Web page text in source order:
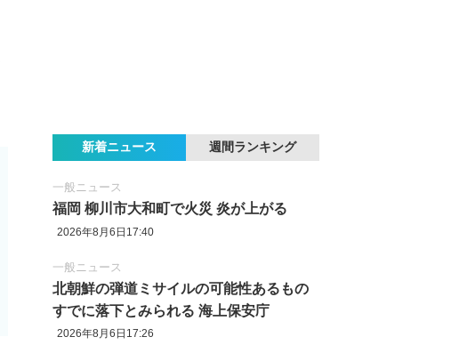
新着ニュース 週間ランキング
一般ニュース
福岡 柳川市大和町で火災 炎が上がる
2026年8月6日17:40
一般ニュース
北朝鮮の弾道ミサイルの可能性あるもの
すでに落下とみられる 海上保安庁
2026年8月6日17:26